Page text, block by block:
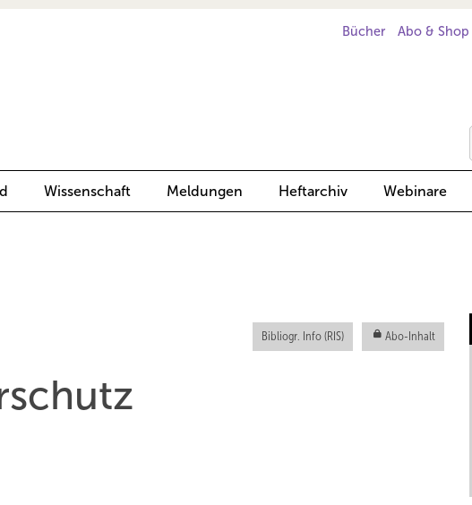
Bücher Abo & Shop
Wissenschaft Meldungen Heftarchiv Webinare
Bibliogr. Info (RIS) Abo-Inhalt